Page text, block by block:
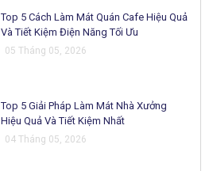
Top 5 Cách Làm Mát Quán Cafe Hiệu Quả
Và Tiết Kiệm Điện Năng Tối Ưu
05 Tháng 05, 2026
Top 5 Giải Pháp Làm Mát Nhà Xưởng
Hiệu Quả Và Tiết Kiệm Nhất
04 Tháng 05, 2026